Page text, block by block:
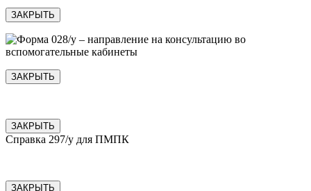
ЗАКРЫТЬ
ЗАКРЫТЬ
ЗАКРЫТЬ
Справка 297/у для ПМПК
ЗАКРЫТЬ